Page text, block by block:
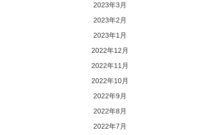
2023年3月
2023年2月
2023年1月
2022年12月
2022年11月
2022年10月
2022年9月
2022年8月
2022年7月